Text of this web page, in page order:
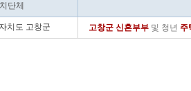
단체
치도 고창군 고창군 신혼부부 및 청년 주